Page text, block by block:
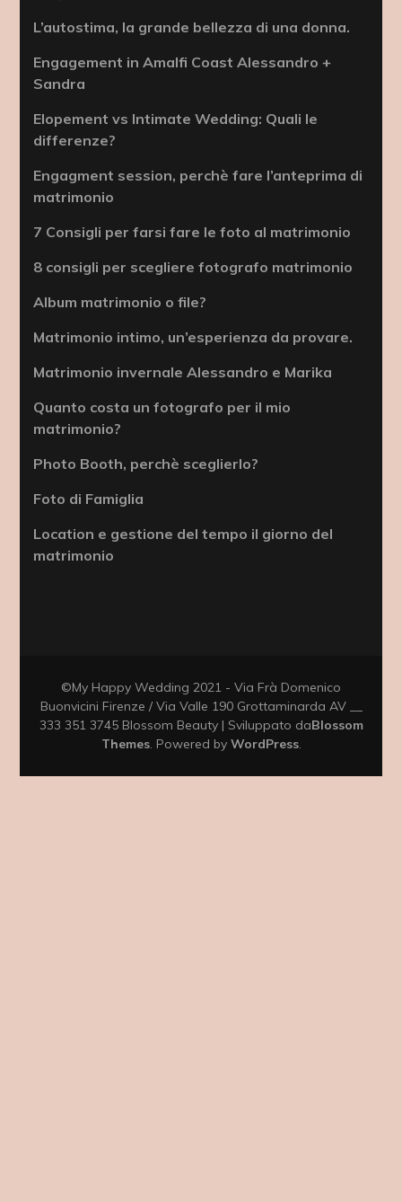
L’autostima, la grande bellezza di una donna.
Engagement in Amalfi Coast Alessandro +
Sandra
Elopement vs Intimate Wedding: Quali le
differenze?
Engagment session, perchè fare l’anteprima di
matrimonio
7 Consigli per farsi fare le foto al matrimonio
8 consigli per scegliere fotografo matrimonio
Album matrimonio o file?
Matrimonio intimo, un’esperienza da provare.
Matrimonio invernale Alessandro e Marika
Quanto costa un fotografo per il mio
matrimonio?
Photo Booth, perchè sceglierlo?
Foto di Famiglia
Location e gestione del tempo il giorno del
matrimonio
©My Happy Wedding 2021 - Via Frà Domenico
Buonvicini Firenze / Via Valle 190 Grottaminarda AV __
333 351 3745 Blossom Beauty | Sviluppato daBlossom
Themes. Powered by WordPress.